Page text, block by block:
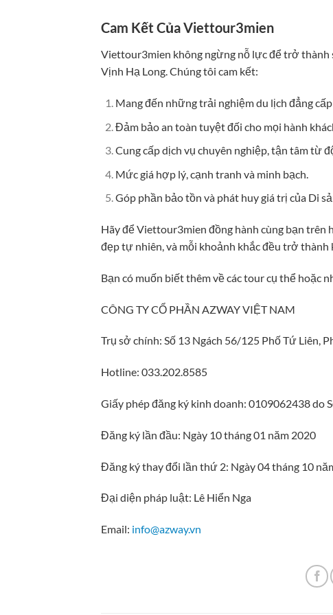
Cam Kết Của Viettour3mien
Viettour3mien không ngừng nỗ lực để trở thành
Vịnh Hạ Long. Chúng tôi cam kết:
Mang đến những trải nghiệm du lịch đẳng
Đảm bảo an toàn tuyệt đối cho mọi hành
Cung cấp dịch vụ chuyên nghiệp, tận tâm từ
Mức giá hợp lý, cạnh tranh và minh bạch.
Góp phần bảo tồn và phát huy giá trị của Di
Hãy để Viettour3mien đồng hành cùng bạn
đẹp tự nhiên, và mỗi khoảnh khắc đều trở thành
Bạn có muốn biết thêm về các tour cụ thể hoặc
CÔNG TY CỔ PHẦN AZWAY VIỆT NAM
Trụ sở chính: Số 13 Ngách 56/125 Phố Tứ Liên,
Hotline: 033.202.8585
Giấy phép đăng ký kinh doanh: 0109062438 do
Đăng ký lần đầu: Ngày 10 tháng 01 năm 2020
Đăng ký thay đổi lần thứ 2: Ngày 04 tháng 10
Đại diện pháp luật: Lê Hiển Nga
Email: info@azway.vn